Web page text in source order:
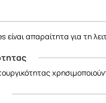
ανταλλακτικό
να μιλήσετε με
είναι απαραίτητα για τη
να σας ενημερώσουμε
έως και 18/08,
Θα
ευχαριστούμε για την